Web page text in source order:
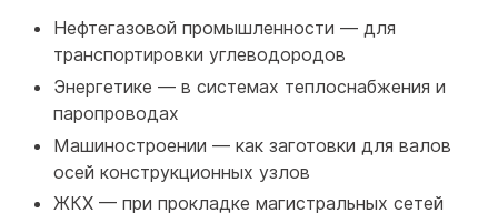
Нефтегазовой промышленности — для
транспортировки углеводородов
Энергетике — в системах теплоснабжения и
паропроводах
Машиностроении — как заготовки для валов
осей конструкционных узлов
ЖКХ — при прокладке магистральных сетей